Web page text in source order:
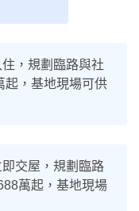
，規劃臨路與社
起，基地現場可供
交屋，規劃臨路
萬起，基地現場